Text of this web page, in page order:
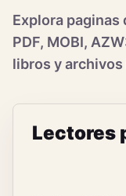
Explora paginas
PDF, MOBI,
libros y
Lectores